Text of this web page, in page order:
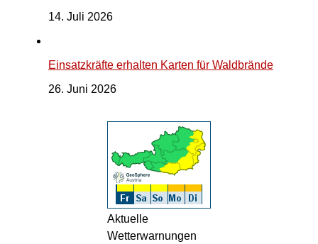
14. Juli 2026
Einsatzkräfte erhalten Karten für Waldbrände
26. Juni 2026
Aktuelle
Wetterwarnungen